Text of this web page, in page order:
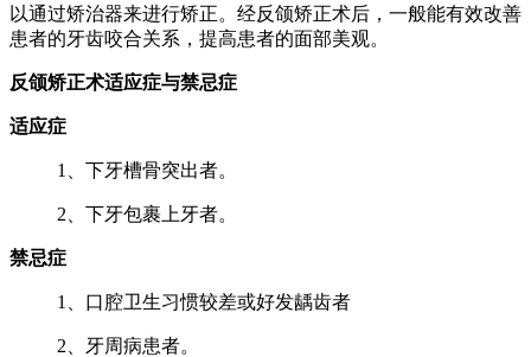
以通过矫治器来进行矫正。经反颌矫正术后，一般能有效改善
患者的牙齿咬合关系，提高患者的面部美观。
反颌矫正术适应症与禁忌症
适应症
1、下牙槽骨突出者。
2、下牙包裹上牙者。
禁忌症
1、口腔卫生习惯较差或好发龋齿者
2、牙周病患者。